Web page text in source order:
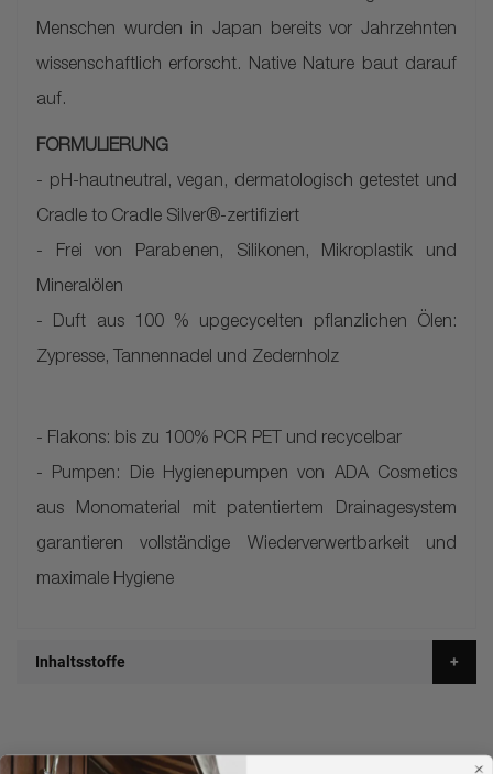
Menschen wurden in Japan bereits vor Jahrzehnten
wissenschaftlich erforscht. Native Nature baut darauf
auf.
FORMULIERUNG
- pH-hautneutral, vegan, dermatologisch getestet und
Cradle to Cradle Silver®-zertifiziert
- Frei von Parabenen, Silikonen, Mikroplastik und
Mineralölen
- Duft aus 100 % upgecycelten pflanzlichen Ölen:
Zypresse, Tannennadel und Zedernholz
- Flakons: bis zu 100% PCR PET und recycelbar
- Pumpen: Die Hygienepumpen von ADA Cosmetics
aus Monomaterial mit patentiertem Drainagesystem
garantieren vollständige Wiederverwertbarkeit und
maximale Hygiene
Inhaltsstoffe